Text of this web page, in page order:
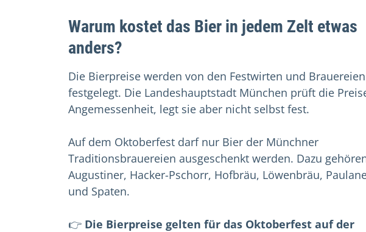
Warum kostet das Bier in jedem Zelt etwas
anders?
Die Bierpreise werden von den Festwirten und Brauereien
festgelegt. Die Landeshauptstadt München prüft die
Angemessenheit, legt sie aber nicht selbst fest.
Auf dem Oktoberfest darf nur Bier der Münchner
Traditionsbrauereien ausgeschenkt werden. Dazu
Augustiner, Hacker-Pschorr, Hofbräu, Löwenbräu,
und Spaten.
👉 Die Bierpreise gelten für das Oktoberfest auf der